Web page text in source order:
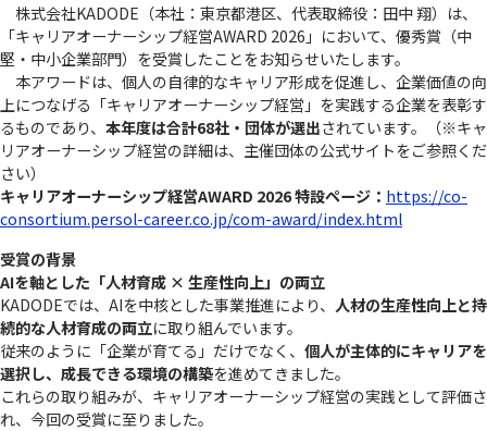
株式会社KADODE（本社：東京都港区、代表取締役：田中 翔）は、
「キャリアオーナーシップ経営AWARD 2026」において、優秀賞（中
堅・中小企業部門）を受賞したことをお知らせいたします。
本アワードは、個人の自律的なキャリア形成を促進し、企業価値の向
上につなげる「キャリアオーナーシップ経営」を実践する企業を表彰す
るものであり、 本年度は合計68社・団体が選出されています。（※キャ
リアオーナーシップ経営の詳細は、主催団体の公式サイトをご参照くだ
さい）
キャリアオーナーシップ経営AWARD 2026 特設ページ： https://co-
consortium.persol-career.co.jp/com-award/index.html
受賞の背景
AIを軸とした「人材育成 × 生産性向上」の両立
KADODEでは、AIを中核とした事業推進により、 人材の生産性向上と持
続的な人材育成の両立に取り組んでいます。
従来のように「企業が育てる」だけでなく、 個人が主体的にキャリアを
選択し、成長できる環境の構築を進めてきました。
これらの取り組みが、キャリアオーナーシップ経営の実践として評価さ
れ、今回の受賞に至りました。